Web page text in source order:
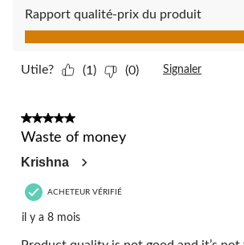
Rapport qualité-prix du produit
Rapport qualité-prix du produit, 5.0
Utile? (1) (0) Signaler
1 étoile(s) sur 5.
Waste of money
Krishna
ACHETEUR VÉRIFIÉ
il y a 8 mois